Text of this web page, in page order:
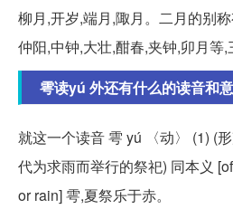
柳月,开岁,端月,陬月。二月的别
仲阳,中钟,大壮,酣春,夹钟,卯月等,
雩读yú 外还有什么的读音和
就这一个读音 雩 yú 〈动〉 (1) (
代为求雨而举行的祭祀) 同本义
or rain] 雩,夏祭乐于赤。